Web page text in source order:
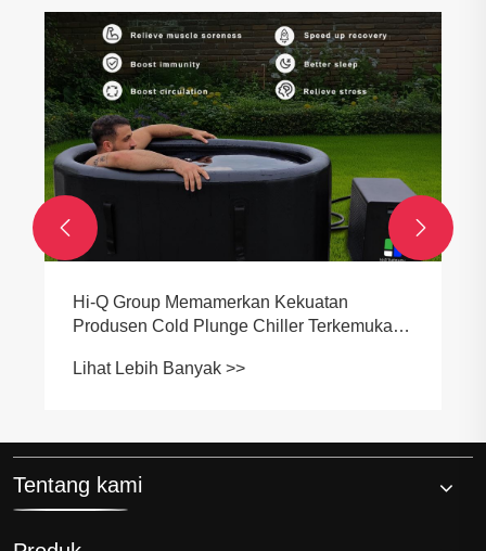
Bagaimana Kolam Pemandian Air Dingin
yang Besar Mendukung Terapi Dingin
Lihat Lebih Banyak >>
 
Tentang kami